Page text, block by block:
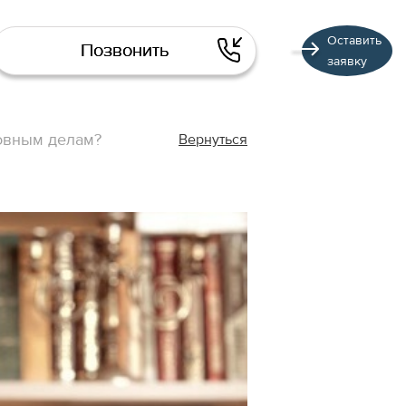
Позвонить
Оставить
заявку
делам? Вернуться